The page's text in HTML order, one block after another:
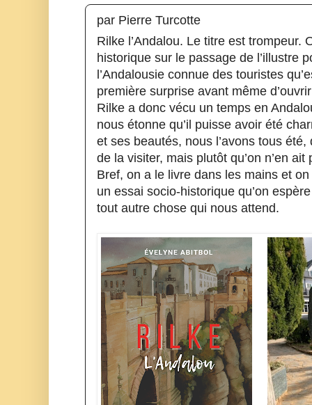
par Pierre Turcotte
Rilke l’Andalou. Le titre est trompeur.
historique sur le passage de l’illustre
l’Andalousie connue des touristes
première surprise avant même
Rilke a donc vécu un temps en
nous étonne qu’il puisse avoir été
et ses beautés, nous l’avons tous
de la visiter, mais plutôt qu’on n’en
Bref, on a le livre dans les mains et
un essai socio-historique qu’on
tout autre chose qui nous attend.